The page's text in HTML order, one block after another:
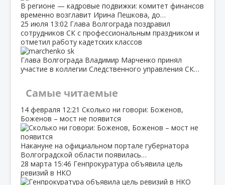
В регионе — кадровые подвижки: комитет финансов
временно возглавит Ирина Пешкова, до…
25 июля 13:02 Глава Волгограда поздравил
сотрудников СК с профессиональным праздником и
отметил работу кадетских классов
Глава Волгограда Владимир Марченко принял
участие в коллегии Следственного управления СК…
Самые читаемые
14 февраля 12:21 Сколько ни говори: Боженов,
Боженов – мост не появится
Накануне на официальном портале губернатора
Волгоградской области появилась…
28 марта 15:46 Генпрокуратура объявила цель
ревизий в НКО